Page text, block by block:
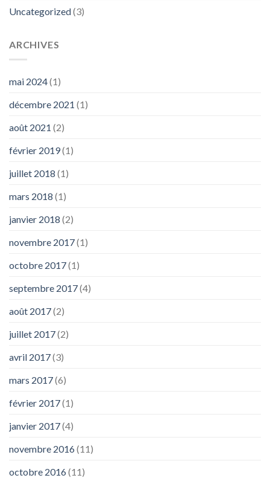
Uncategorized(3)
ARCHIVES
mai 2024(1)
décembre 2021 (1)
août 2021 (2)
février 2019(1)
juillet 2018 (1)
mars 2018 (1)
janvier 2018 (2)
novembre 2017(1)
octobre 2017(1)
septembre 2017(4)
août 2017(2)
juillet 2017(2)
avril 2017(3)
mars 2017(6)
février 2017(1)
janvier 2017(4)
novembre 2016(11)
octobre 2016(11)